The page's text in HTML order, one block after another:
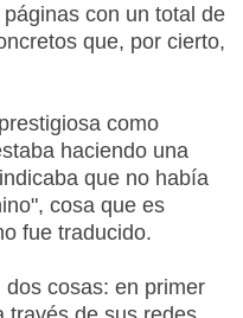
con un total de
que, por cierto,
como
haciendo una
que no había
cosa que es
fue traducido.
cosas: en primer